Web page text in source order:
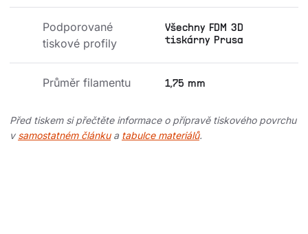
Podporované
tiskové profily
Všechny FDM 3D
tiskárny Prusa
Průměr filamentu 1,75 mm
Před tiskem si přečtěte informace o přípravě tiskového povrchu
v samostatném článkua tabulce materiálů.